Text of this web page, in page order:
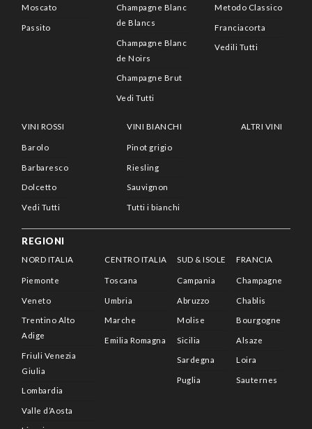
Moscato
Passito
Champagne Blanc
de Blancs
Champagne Blanc
de Noirs
Champagne Brut
Vedi Tutti
Metodo Classico
Franciacorta
Vedili Tutti
VINI ROSSI
Barolo
Barbaresco
Dolcetto
Vedi Tutti
VINI BIANCHI
Pinot grigio
Riesling
Sauvignon
Tutti i bianchi
ALTRI VINI
REGIONI
NORD ITALIA
Piemonte
Veneto
Trentino Alto
Adige
Friuli Venezia
Giulia
Lombardia
Valle d’Aosta
CENTRO ITALIA
Toscana
Umbria
Marche
Emilia Romagna
SUD & ISOLE
Campania
Abruzzo
Molise
Sicilia
Sardegna
Puglia
FRANCIA
Champagne
Chablis
Bourgogne
Alsaze
Loira
Sauternes